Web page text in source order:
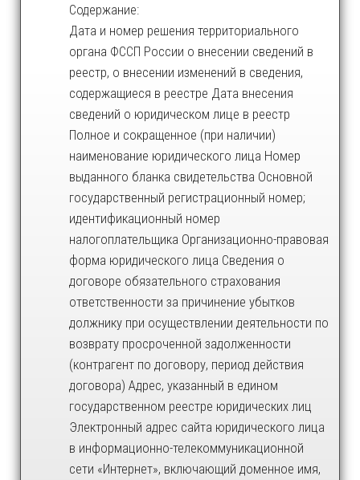
Содержание:
Дата и номер решения территориального
органа ФССП России о внесении сведений в
реестр, о внесении изменений в сведения,
содержащиеся в реестре Дата внесения
сведений о юридическом лице в реестр
Полное и сокращенное (при наличии)
наименование юридического лица Номер
выданного бланка свидетельства Основной
государственный регистрационный номер;
идентификационный номер
налогоплательщика Организационно-правовая
форма юридического лица Сведения о
договоре обязательного страхования
ответственности за причинение убытков
должнику при осуществлении деятельности по
возврату просроченной задолженности
(контрагент по договору, период действия
договора) Адрес, указанный в едином
государственном реестре юридических лиц
Электронный адрес сайта юридического лица
в информационно-телекоммуникационной
сети «Интернет», включающий доменное имя,